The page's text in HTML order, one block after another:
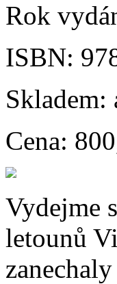
Rok
ISBN:
Skladem:
Cena:
Vydejme
letounů